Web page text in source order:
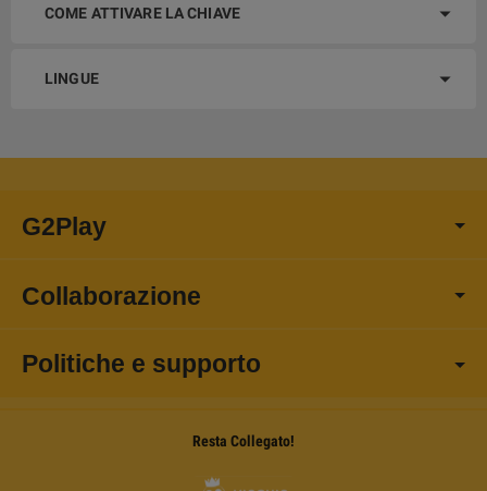
COME ATTIVARE LA CHIAVE
LINGUE
G2Play
Collaborazione
Politiche e supporto
Resta Collegato!